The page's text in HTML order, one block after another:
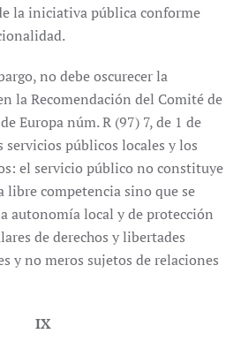
la iniciativa pública conforme
no debe oscurecer la
la Recomendación del Comité de
Europa núm. R (97) 7, de 1 de
servicios públicos locales y los
el servicio público no constituye
libre competencia sino que se
autonomía local y de protección
de derechos y libertades
y no meros sujetos de relaciones
IX